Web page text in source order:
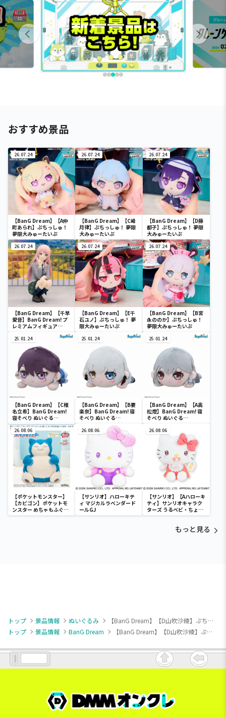
おすすめ景品
26.07.24
【BanG Dream】【A仲
町あられ】ぷちっしゅ！
夢限大みゅーたいぷ
26.07.24
【BanG Dream】【C峰
月律】ぷちっしゅ！ 夢限
大みゅーたいぷ
26.07.24
【BanG Dream】【D藤
都子】ぷちっしゅ！ 夢限
大みゅーたいぷ
26.07.24
【BanG Dream】【千早
愛音】BanG Dream! プ
レミアムフィギュア
ver.
26.07.24
【BanG Dream】【E千
石ユノ】ぷちっしゅ！ 夢
限大みゅーたいぷ
26.07.24
【BanG Dream】【B宮
永ののか】ぷちっしゅ！
夢限大みゅーたいぷ
25.01.24
【BanG Dream】【C椎
名立希】BanG Dream!
寝そべり ぬいぐる
み“MyGO!!!!!”Vol.2（EX
）
25.01.24
【BanG Dream】【B要
楽奈】BanG Dream! 寝
そべり ぬいぐる
み“MyGO!!!!!”Vol.1（EX
）
25.01.24
【BanG Dream】【A高
松燈】BanG Dream! 寝
そべり ぬいぐる
）
26.08.06
【ポケットモンスター】
【カビゴン】ポケットモ
ンスター めちゃもふぐっ
と ほっこりいやされぬい
26.08.06
【サンリオ】ハローキテ
ィ マジカルラベンダード
ールGJ
26.08.06
【サンリオ】【Aハローキ
ティ】サンリオキャラク
ターズ うるベビ・ちょい
デカドール
もっと見る
トップ 景品情報 ぬいぐるみ
【BanG Dream】【D山吹沙綾】ぷちっしゅ！ Poppin’Party
トップ
景品情報 BanG Dream 【BanG Dream】【D山吹沙綾】ぷちっしゅ！ Poppin’Party